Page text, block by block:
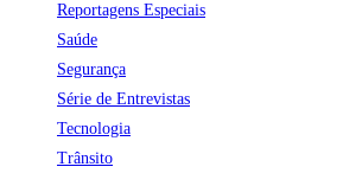
Reportagens Especiais
Saúde
Segurança
Série de Entrevistas
Tecnologia
Trânsito